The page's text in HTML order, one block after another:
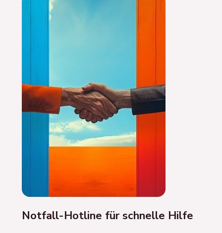
Notfall-Hotline für schnelle Hilfe